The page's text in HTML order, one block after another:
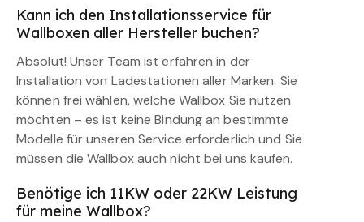
Kann ich den Installationsservice für
Wallboxen aller Hersteller buchen?
Absolut! Unser Team ist erfahren in der
Installation von Ladestationen aller Marken. Sie
können frei wählen, welche Wallbox Sie nutzen
möchten – es ist keine Bindung an bestimmte
Modelle für unseren Service erforderlich und Sie
müssen die Wallbox auch nicht bei uns kaufen.
Benötige ich 11KW oder 22KW Leistung
für meine Wallbox?